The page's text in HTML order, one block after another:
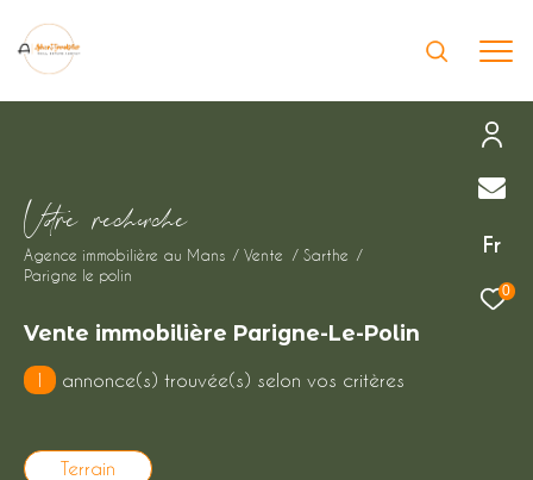
Fr
0
Vore recece
Agence immobilière au Mans Vente
Sarthe
Parigne le polin
Vente immobilière Parigne-Le-Polin
1 annonce(s) trouvée(s) selon vos critères
Terrain
Effectuer une recherche
et trouver le bien qui correspond à vos
critères
Type
d'offre
Vente immobilier d'habitation
bien